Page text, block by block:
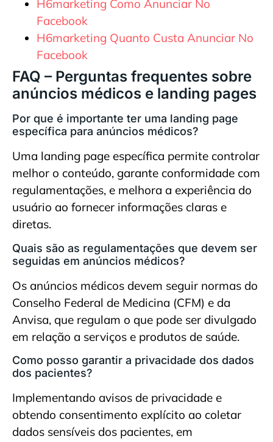
H6marketing Como Anunciar No
Facebook
H6marketing Quanto Custa Anunciar No
Facebook
FAQ – Perguntas frequentes sobre
anúncios médicos e landing pages
Por que é importante ter uma landing page
específica para anúncios médicos?
Uma landing page específica permite controlar
melhor o conteúdo, garante conformidade com
regulamentações, e melhora a experiência do
usuário ao fornecer informações claras e
diretas.
Quais são as regulamentações que devem ser
seguidas em anúncios médicos?
Os anúncios médicos devem seguir normas do
Conselho Federal de Medicina (CFM) e da
Anvisa, que regulam o que pode ser divulgado
em relação a serviços e produtos de saúde.
Como posso garantir a privacidade dos dados
dos pacientes?
Implementando avisos de privacidade e
obtendo consentimento explícito ao coletar
dados sensíveis dos pacientes, em